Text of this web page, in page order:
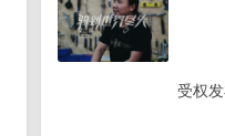
受权